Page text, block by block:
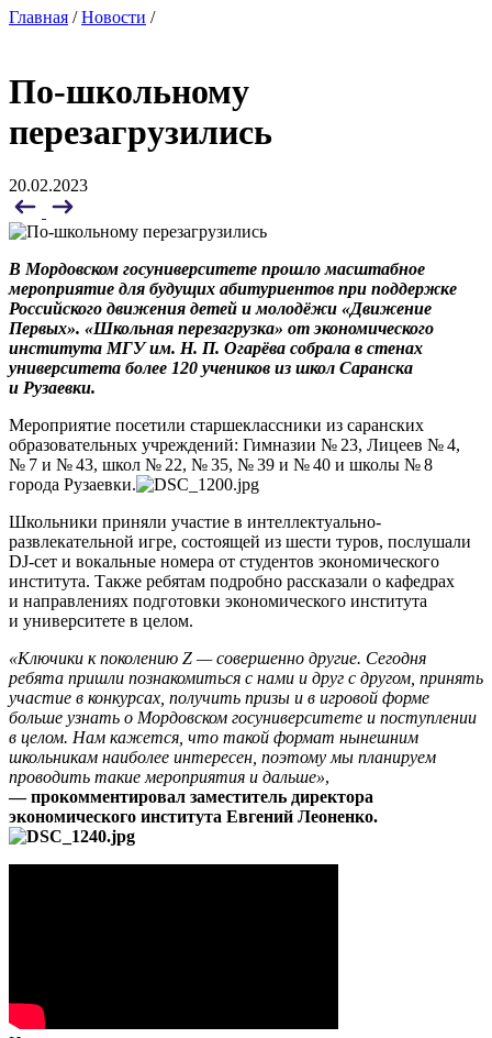
Главная /Новости /
По-школьному
перезагрузились
20.02.2023
В Мордовском госуниверситете прошло масштабное
мероприятие для будущих абитуриентов при поддержке
Российского движения детей и молодёжи «Движение
Первых». «Школьная перезагрузка» от экономического
института МГУ им. Н. П. Огарёва собрала в стенах
университета более 120 учеников из школ Саранска
и Рузаевки.
Мероприятие посетили старшеклассники из саранских
образовательных учреждений: Гимназии № 23, Лицеев № 4,
№ 7 и № 43, школ № 22, № 35, № 39 и № 40 и школы № 8
города Рузаевки.
Школьники приняли участие в интеллектуально-
развлекательной игре, состоящей из шести туров, послушали
DJ-сет и вокальные номера от студентов экономического
института. Также ребятам подробно рассказали о кафедрах
и направлениях подготовки экономического института
и университете в целом.
«Ключики к поколению Z — совершенно другие. Сегодня
ребята пришли познакомиться с нами и друг с другом, принять
участие в конкурсах, получить призы и в игровой форме
больше узнать о Мордовском госуниверситете и поступлении
в целом. Нам кажется, что такой формат нынешним
школьникам наиболее интересен, поэтому мы планируем
проводить такие мероприятия и дальше»,
— прокомментировал заместитель директора
экономического института Евгений Леоненко.